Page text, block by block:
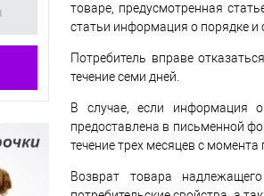
товаре, предусмотренная
статьи информация о порядке и
Потребитель вправе
течение семи дней.
В случае, если информация
предоставлена в письменной
течение трех месяцев с момента
Возврат товара